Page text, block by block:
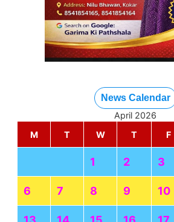
Read More »
पूर्ण प्रतिबंध और अलग मंत्रालय बनाने की मांग